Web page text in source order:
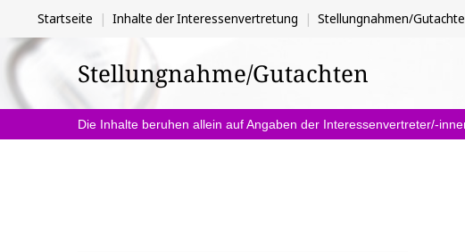
Sie
befinden
sich
hier:
Startseite Inhalte der Interessenvertretung Stellungnahmen/
Stellungnahme/Gutachten
Die Inhalte beruhen allein auf Angaben der Interessenvertreter/-